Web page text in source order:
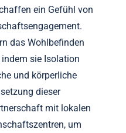
ein Gefühl von
das Wohlbefinden
sie Isolation
und körperliche
dieser
mit lokalen
um